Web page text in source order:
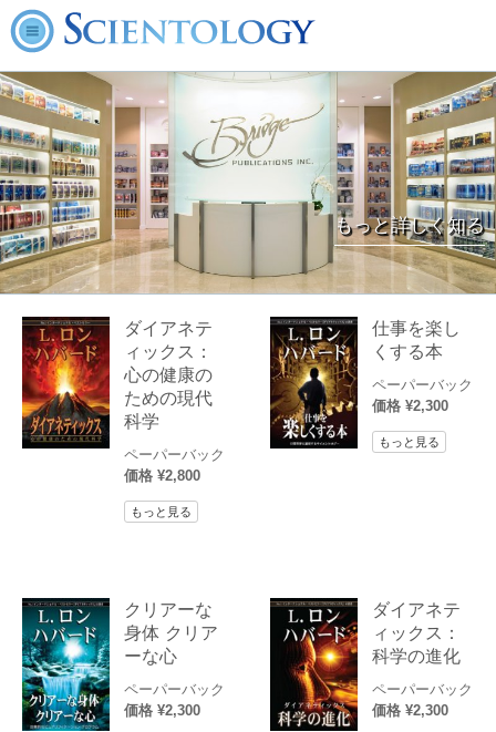
もっと詳しく知る
ダイアネテ
ィックス：
心の健康の
ための現代
科学
ペーパーバック
価格 ¥2,800
もっと見る
仕事を楽し
くする本
ペーパーバック
価格 ¥2,300
もっと見る
クリアーな
身体 クリア
ーな心
ペーパーバック
価格 ¥2,300
ダイアネテ
ィックス：
科学の進化
ペーパーバック
価格 ¥2,300